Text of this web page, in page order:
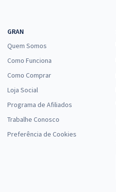
GRAN
Quem Somos
Como Funciona
Como Comprar
Loja Social
Programa de Afiliados
Trabalhe Conosco
Preferência de Cookies